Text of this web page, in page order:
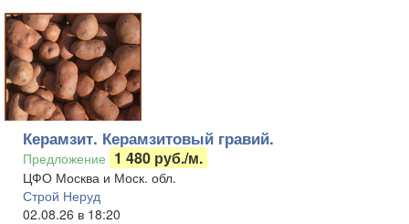
Керамзит. Керамзитовый гравий.
Предложение 1 480 руб./м.
ЦФО Москва и Моск. обл.
Строй Неруд
02.08.26 в 18:20